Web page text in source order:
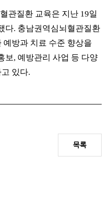
관질환 교육은 지난 19일
다. 충남권역심뇌혈관질환
방과 치료 수준 향상을
보, 예방관리 사업 등 다양
있다.
목록